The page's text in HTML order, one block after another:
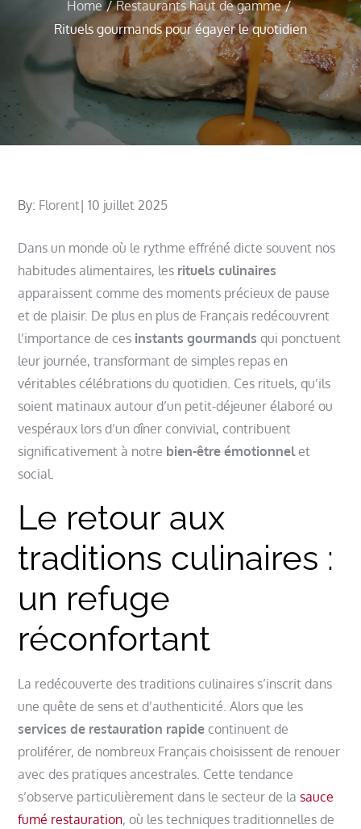
Home
Restaurants haut de gamme
Rituels gourmands pour égayer le quotidien
By: Florent Posted
10 juillet 2025
Dans un monde où le rythme effréné dicte souvent nos
habitudes alimentaires, les rituels culinaires
apparaissent comme des moments précieux de pause
et de plaisir. De plus en plus de Français redécouvrent
l’importance de ces instants gourmands qui ponctuent
leur journée, transformant de simples repas en
véritables célébrations du quotidien. Ces rituels, qu’ils
soient matinaux autour d’un petit-déjeuner élaboré ou
vespéraux lors d’un dîner convivial, contribuent
significativement à notre bien-être émotionnelet
social.
Le retour aux
traditions culinaires :
un refuge
réconfortant
La redécouverte des traditions culinaires s’inscrit dans
une quête de sens et d’authenticité. Alors que les
services de restauration rapide continuent de
proliférer, de nombreux Français choisissent de renouer
avec des pratiques ancestrales. Cette tendance
s’observe particulièrement dans le secteur de lasauce
fumé restauration, où les techniques traditionnelles de